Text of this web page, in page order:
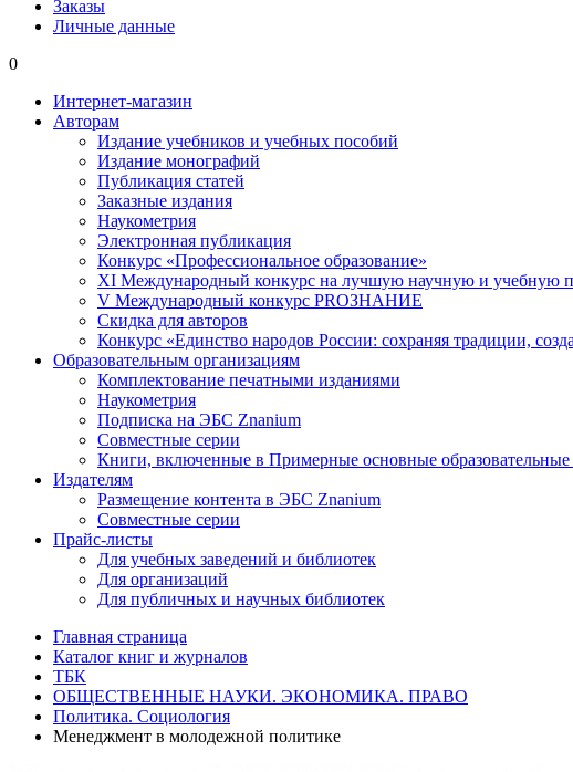
Заказы
Личные данные
0
Интернет-магазин
Авторам
Издание учебников и учебных пособий
Издание монографий
Публикация статей
Заказные издания
Наукометрия
Электронная публикация
Конкурс «Профессиональное образование»
XI Международный конкурс на лучшую научную и учебную
V Международный конкурс PROЗНАНИЕ
Скидка для авторов
Конкурс «Единство народов России: сохраняя традиции,
Образовательным организациям
Комплектование печатными изданиями
Наукометрия
Подписка на ЭБС Znanium
Совместные серии
Книги, включенные в Примерные основные
Издателям
Размещение контента в ЭБС Znanium
Совместные серии
Прайс-листы
Для учебных заведений и библиотек
Для организаций
Для публичных и научных библиотек
Главная страница
Каталог книг и журналов
ТБК
ОБЩЕСТВЕННЫЕ НАУКИ. ЭКОНОМИКА. ПРАВО
Политика. Социология
Менеджмент в молодежной политике